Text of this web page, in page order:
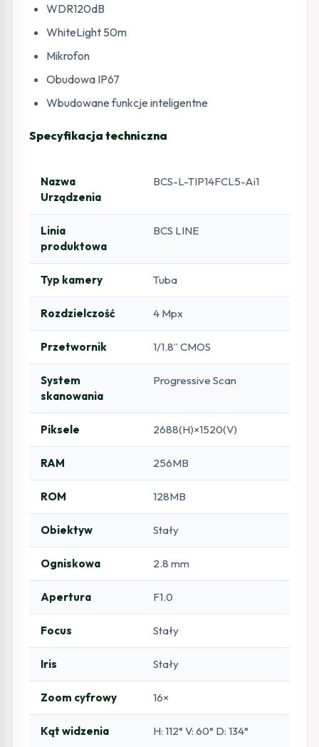
WDR120dB
WhiteLight 50m
Mikrofon
Obudowa IP67
Wbudowane funkcje inteligentne
Specyfikacja techniczna
Nazwa
Urządzenia
BCS-L-TIP14FCL5-Ai1
Linia
produktowa
BCS LINE
Typ kamery Tuba
Rozdzielczość 4 Mpx
Przetwornik 1/1.8” CMOS
System
skanowania
Progressive Scan
Piksele 2688(H)×1520(V)
RAM 256MB
ROM 128MB
Obiektyw Stały
Ogniskowa 2.8 mm
Apertura F1.0
Focus Stały
Iris Stały
Zoom cyfrowy 16×
Kąt widzenia H: 112° V: 60° D: 134°